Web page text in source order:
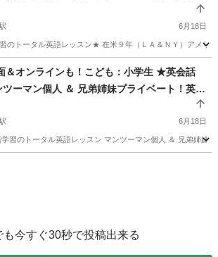
務経験者が講師 AMERICAN MIND 福岡市愛
6月18日
のトータル英語レッスン★ 在米９年（ＬＡ＆ＮＹ）アメリ
駅 英会話 レッスン
＆オンラインも！こども：小学生 ★英会話
ツーマン個人 ＆ 兄弟姉妹プライベート！英会
英語学習のトータル英語レッスン ★リスニン
ドラえもん、名探偵コナン等人気アニメ海外
吹替版で！
6月18日
習のトータル英語レッスン マンツーマン個人 ＆ 兄弟姉妹
も今すぐ30秒で投稿出来る